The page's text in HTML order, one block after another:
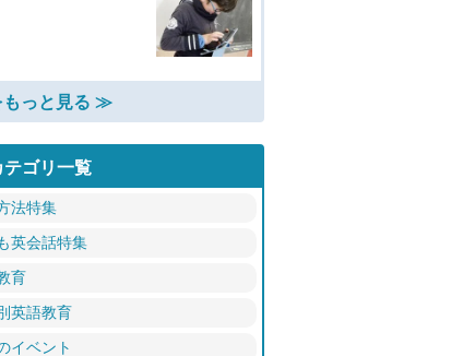
もっと見る ≫
テゴリ一覧
法特集
英会話特集
育
英語教育
イベント